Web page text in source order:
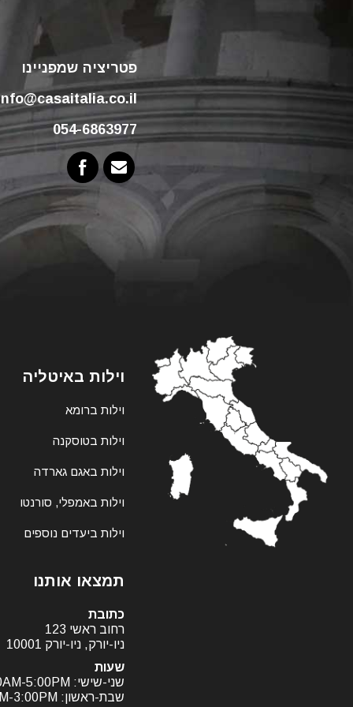
פטריציה שמפניינו
054-6863977
וילות באיטליה
וילות ברומא
וילות בטוסקנה
וילות באגם גארדה
וילות באמפלי, סורנטו
וילות ביעדים נוספים
תמצאו אותנו
כתובת
רחוב ראשי 123
ניו-יורק, ניו-יורק 10001
שעות
שני-שישי: 9:00AM-5:00PM
שבת-ראשון: 11:00AM-3:00PM